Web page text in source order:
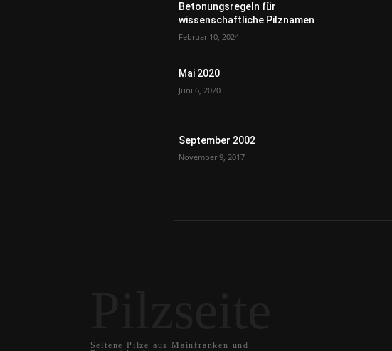
Betonungsregeln für
wissenschaftliche Pilznamen
Februar 10, 2024
Mai 2020
Juni 6, 2020
September 2002
November 9, 2017
Seltene Pilze aus Mainfranken und